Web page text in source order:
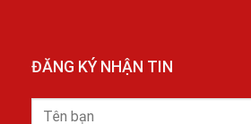
ĐĂNG KÝ NHẬN TIN